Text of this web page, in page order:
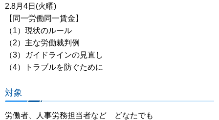
2.8月4日(火曜)
【同一労働同一賃金】
（1）現状のルール
（2）主な労働裁判例
（3）ガイドラインの見直し
（4）トラブルを防ぐために
対象
労働者、人事労務担当者など どなたでも